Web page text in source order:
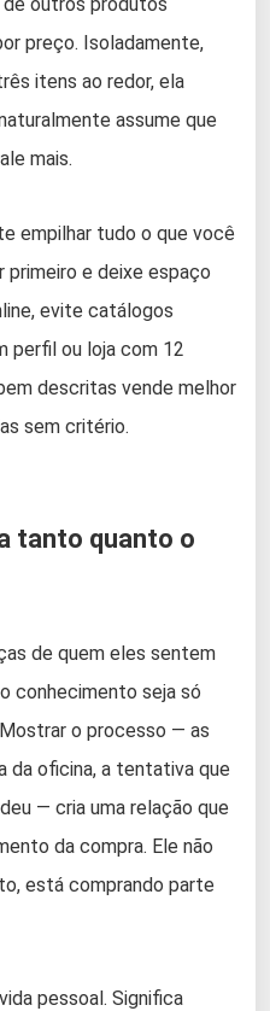
preço. Isoladamente,
itens ao redor, ela
assume que
mais.
empilhar tudo o que você
primeiro e deixe espaço
evite catálogos
perfil ou loja com 12
descritas vende melhor
sem critério.
tanto quanto o
de quem eles sentem
conhecimento seja só
o processo — as
da oficina, a tentativa que
— cria uma relação que
da compra. Ele não
está comprando parte
pessoal. Significa